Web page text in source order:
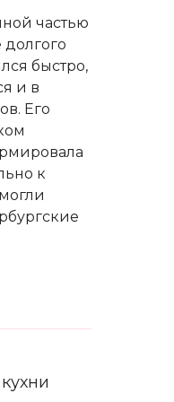
частью
быстро,
и в
Его
к